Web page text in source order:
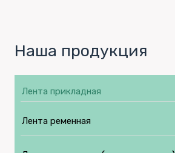
Наша продукция
Лента прикладная
Лента ременная